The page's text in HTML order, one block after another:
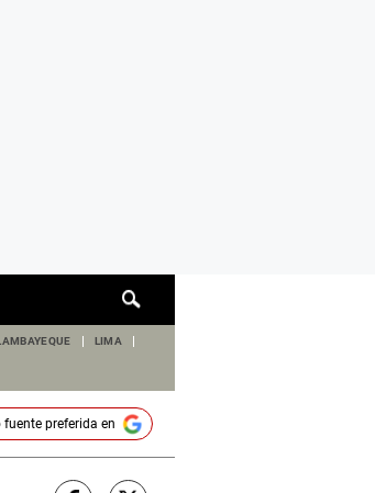
de
LIMA
preferida en